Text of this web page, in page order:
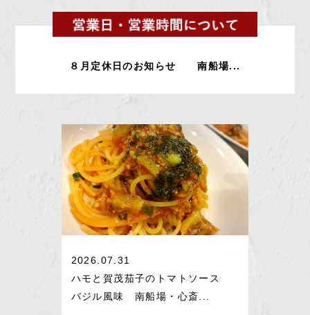
８月定休日のお知らせ 南船場...
2026.07.31
ハモと賀茂茄子のトマトソース
バジル風味 南船場・心斎...